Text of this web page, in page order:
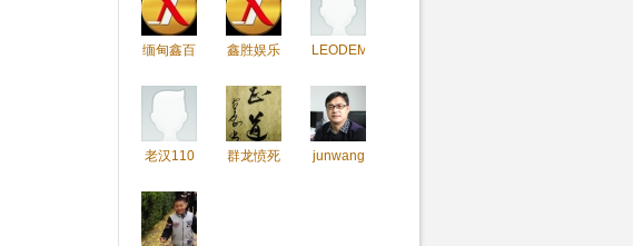
缅甸鑫百 鑫胜娱乐 LEODEMI
老汉110 群龙愤死 junwang